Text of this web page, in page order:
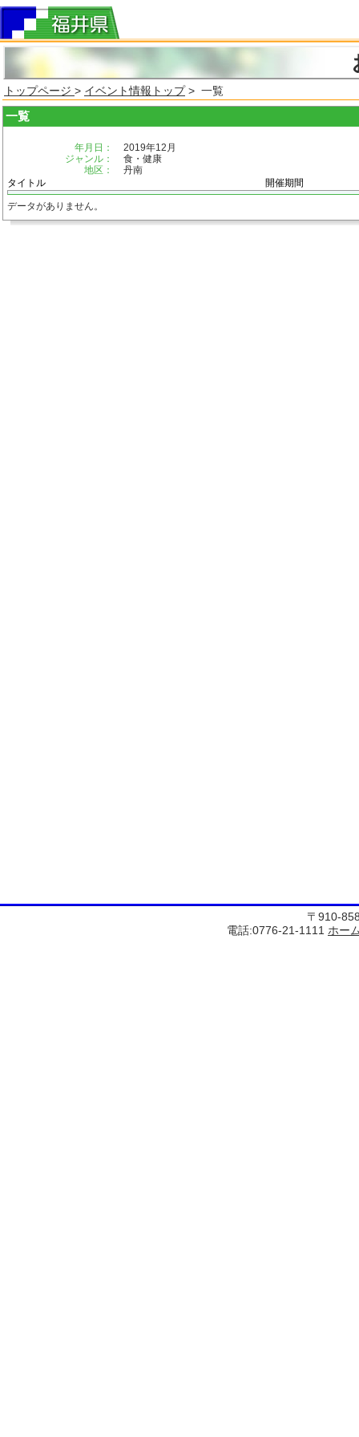
トップページ > イベント情報トップ> 一覧
一覧
年月日：
2019年12月
ジャンル：
食・健康
地区：
丹南
タイトル
開催期間
データがありません。
〒910-
電話:0776-21-1111 ホー